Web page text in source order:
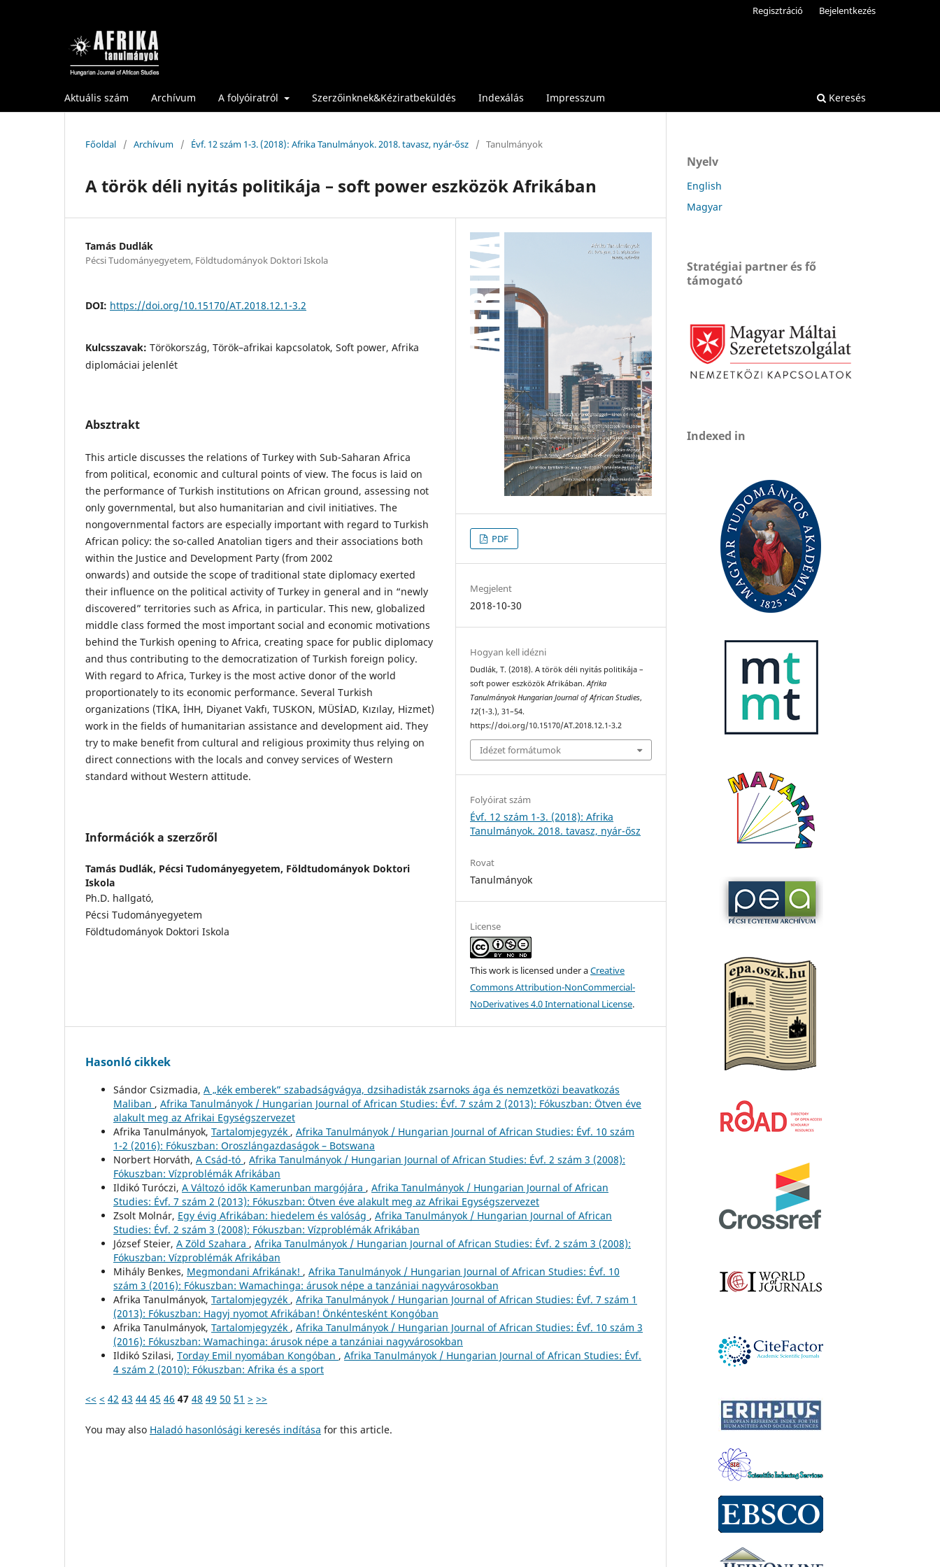
Aktuális szám Archívum A folyóiratról Szerzőinknek&Kéziratbeküldés Indexálás Impresszum Keresés
Regisztráció Bejelentkezés
Főoldal / Archívum / Évf. 12 szám 1-3. (2018): Afrika Tanulmányok. 2018. tavasz, nyár-ősz / Tanulmányok
A török déli nyitás politikája – soft power eszközök Afrikában
Tamás Dudlák
Pécsi Tudományegyetem, Földtudományok Doktori Iskola
DOI: https://doi.org/10.15170/AT.2018.12.1-3.2
Kulcsszavak: Törökország, Török–afrikai kapcsolatok, Soft power, Afrika
diplomáciai jelenlét
Absztrakt
This article discusses the relations of Turkey with Sub-Saharan Africa
from political, economic and cultural points of view. The focus is laid on
the performance of Turkish institutions on African ground, assessing not
only governmental, but also humanitarian and civil initiatives. The
nongovernmental factors are especially important with regard to Turkish
African policy: the so-called Anatolian tigers and their associations both
within the Justice and Development Party (from 2002
onwards) and outside the scope of traditional state diplomacy exerted
their influence on the political activity of Turkey in general and in “newly
discovered” territories such as Africa, in particular. This new, globalized
middle class formed the most important social and economic motivations
behind the Turkish opening to Africa, creating space for public diplomacy
and thus contributing to the democratization of Turkish foreign policy.
With regard to Africa, Turkey is the most active donor of the world
proportionately to its economic performance. Several Turkish
organizations (TİKA, İHH, Diyanet Vakfı, TUSKON, MÜSİAD, Kızılay, Hizmet)
work in the fields of humanitarian assistance and development aid. They
try to make benefit from cultural and religious proximity thus relying on
direct connections with the locals and convey services of Western
standard without Western attitude.
Információk a szerzőről
Tamás Dudlák, Pécsi Tudományegyetem, Földtudományok Doktori
Iskola
Ph.D. hallgató,
Pécsi Tudományegyetem
Földtudományok Doktori Iskola
PDF
Megjelent
2018-10-30
Hogyan kell idézni
Dudlák, T. (2018). A török déli nyitás politikája –
soft power eszközök Afrikában.Afrika
Tanulmányok Hungarian Journal of African Studies,
12(1-3.), 31–54.
https://doi.org/10.15170/AT.2018.12.1-3.2
Idézet formátumok
Folyóirat szám
Évf. 12 szám 1-3. (2018): Afrika
Tanulmányok. 2018. tavasz, nyár-ősz
Rovat
Tanulmányok
License
This work is licensed under aCreative
Commons Attribution-NonCommercial-
NoDerivatives 4.0 International License.
Hasonló cikkek
Sándor Csizmadia, A „kék emberek” szabadságvágya, dzsihadisták zsarnoks ága és nemzetközi beavatkozás
Maliban , Afrika Tanulmányok / Hungarian Journal of African Studies: Évf. 7 szám 2 (2013): Fókuszban: Ötven éve
alakult meg az Afrikai Egységszervezet
Afrika Tanulmányok, Tartalomjegyzék , Afrika Tanulmányok / Hungarian Journal of African Studies: Évf. 10 szám
1-2 (2016): Fókuszban: Oroszlángazdaságok – Botswana
Norbert Horváth, A Csád-tó , Afrika Tanulmányok / Hungarian Journal of African Studies: Évf. 2 szám 3 (2008):
Fókuszban: Vízproblémák Afrikában
Ildikó Turóczi, A Változó idők Kamerunban margójára , Afrika Tanulmányok / Hungarian Journal of African
Studies: Évf. 7 szám 2 (2013): Fókuszban: Ötven éve alakult meg az Afrikai Egységszervezet
Zsolt Molnár, Egy évig Afrikában: hiedelem és valóság , Afrika Tanulmányok / Hungarian Journal of African
Studies: Évf. 2 szám 3 (2008): Fókuszban: Vízproblémák Afrikában
József Steier, A Zöld Szahara , Afrika Tanulmányok / Hungarian Journal of African Studies: Évf. 2 szám 3 (2008):
Fókuszban: Vízproblémák Afrikában
Mihály Benkes, Megmondani Afrikának! , Afrika Tanulmányok / Hungarian Journal of African Studies: Évf. 10
szám 3 (2016): Fókuszban: Wamachinga: árusok népe a tanzániai nagyvárosokban
Afrika Tanulmányok, Tartalomjegyzék , Afrika Tanulmányok / Hungarian Journal of African Studies: Évf. 7 szám 1
(2013): Fókuszban: Hagyj nyomot Afrikában! Önkéntesként Kongóban
Afrika Tanulmányok, Tartalomjegyzék , Afrika Tanulmányok / Hungarian Journal of African Studies: Évf. 10 szám 3
(2016): Fókuszban: Wamachinga: árusok népe a tanzániai nagyvárosokban
Ildikó Szilasi, Torday Emil nyomában Kongóban , Afrika Tanulmányok / Hungarian Journal of African Studies: Évf.
4 szám 2 (2010): Fókuszban: Afrika és a sport
<< < 42 43 44 45 46 47 48 49 50 51 > >>
You may also Haladó hasonlósági keresés indítása for this article.
Nyelv
English
Magyar
Stratégiai partner és fő
támogató
Indexed in